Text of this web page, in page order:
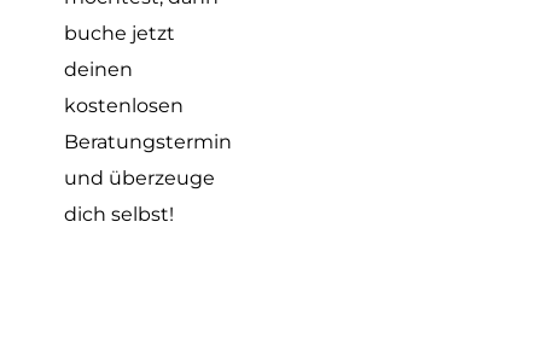
buche jetzt
deinen
kostenlosen
Beratungstermin
und überzeuge
dich selbst!